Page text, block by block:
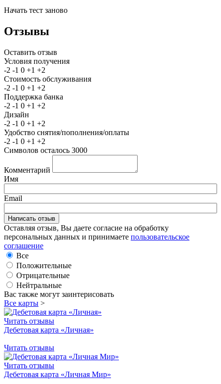
Начать тест заново
Отзывы
Оставить отзыв
Условия получения
-2 -1 0 +1 +2
Стоимость обслуживания
-2 -1 0 +1 +2
Поддержка банка
-2 -1 0 +1 +2
Дизайн
-2 -1 0 +1 +2
Удобство снятия/пополнения/оплаты
-2 -1 0 +1 +2
Символов осталось 3000
Комментарий
Имя
Email
Оставляя отзыв, Вы даете согласие на обработку
персональных данных и принимаете пользовательское
соглашение
Все
Положительные
Отрицательные
Нейтральные
Вас также могут заинтерисовать
Все карты >
Читать отзывы
Дебетовая карта «Личная»
Читать отзывы
Читать отзывы
Дебетовая карта «Личная Мир»